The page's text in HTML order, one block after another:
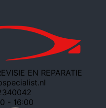
EN REPARATIE
- 16:00